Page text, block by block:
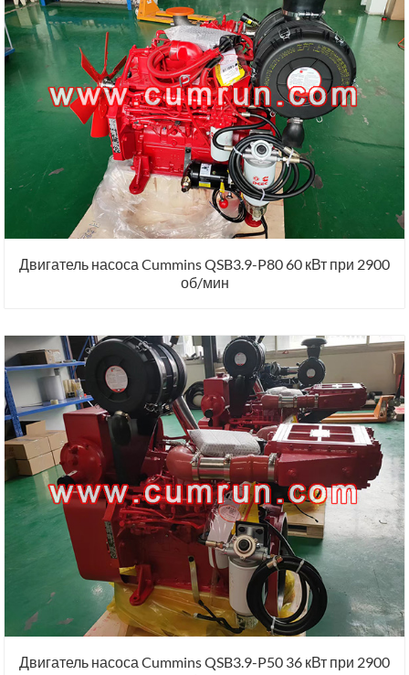
Двигатель насоса Cummins QSB3.9-P80 60 кВт при 2900
об/мин
Двигатель насоса Cummins QSB3.9-P50 36 кВт при 2900